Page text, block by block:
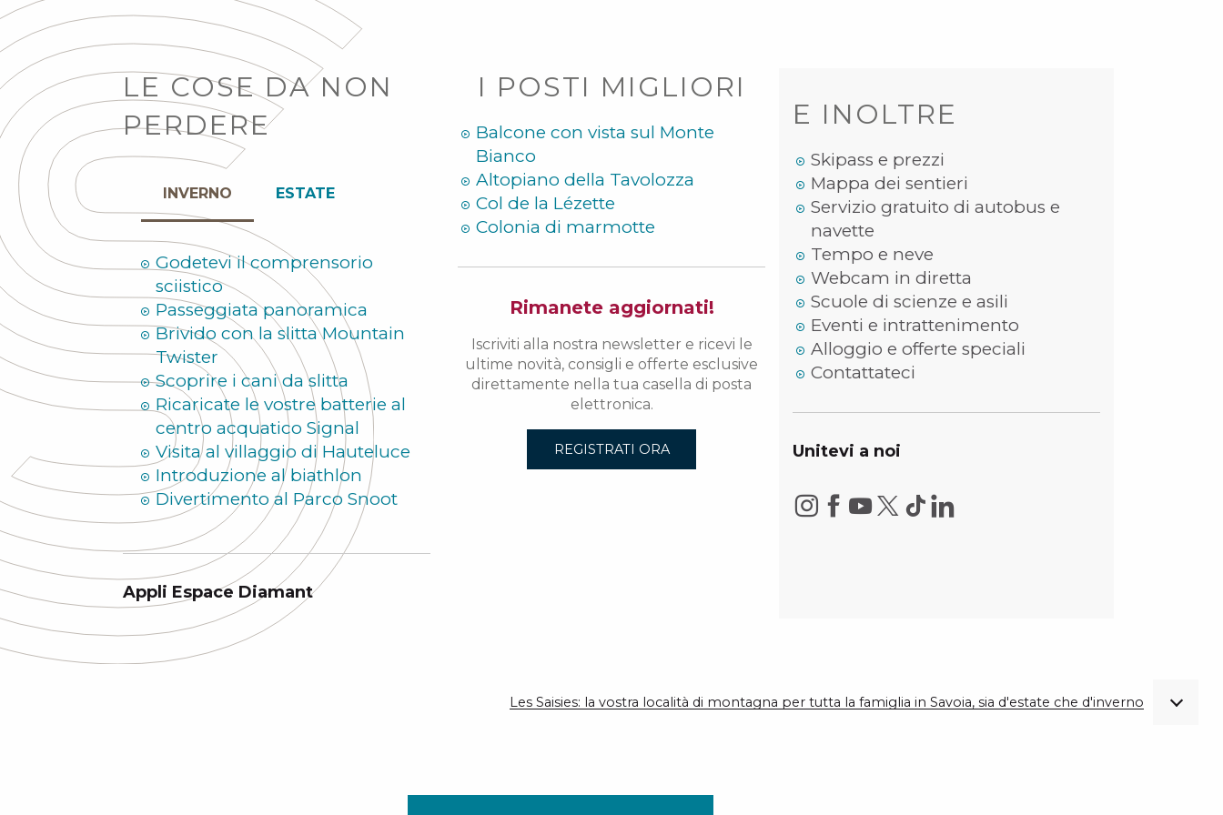
LE COSE DA NON
PERDERE
INVERNO ESTATE
Godetevi il comprensorio
sciistico
Passeggiata panoramica
Brivido con la slitta Mountain
Twister
Scoprire i cani da slitta
Ricaricate le vostre batterie al
centro acquatico Signal
Visita al villaggio di Hauteluce
Introduzione al biathlon
Divertimento al Parco Snoot
Appli Espace Diamant
I POSTI MIGLIORI
Balcone con vista sul Monte
Bianco
Altopiano della Tavolozza
Col de la Lézette
Colonia di marmotte
Rimanete aggiornati!
Iscriviti alla nostra newsletter e ricevi le
ultime novità, consigli e offerte esclusive
direttamente nella tua casella di posta
elettronica.
REGISTRATI ORA
E INOLTRE
Skipass e prezzi
Mappa dei sentieri
Servizio gratuito di autobus e
navette
Tempo e neve
Webcam in diretta
Scuole di scienze e asili
Eventi e intrattenimento
Alloggio e offerte speciali
Contattateci
Unitevi a noi
Les Saisies: la vostra località di montagna per tutta la famiglia in Savoia, sia d'estate che d'inverno